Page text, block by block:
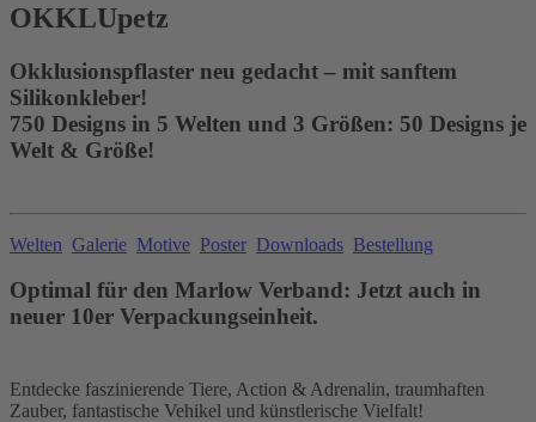
OKKLUpetz
Okklusionspflaster neu gedacht – mit sanftem
Silikonkleber!
750 Designs in 5 Welten und 3 Größen: 50 Designs je
Welt & Größe!
Welten Galerie Motive Poster Downloads Bestellung
Optimal für den Marlow Verband: Jetzt auch in
neuer 10er Verpackungseinheit.
Entdecke faszinierende Tiere, Action & Adrenalin, traumhaften
Zauber, fantastische Vehikel und künstlerische Vielfalt!